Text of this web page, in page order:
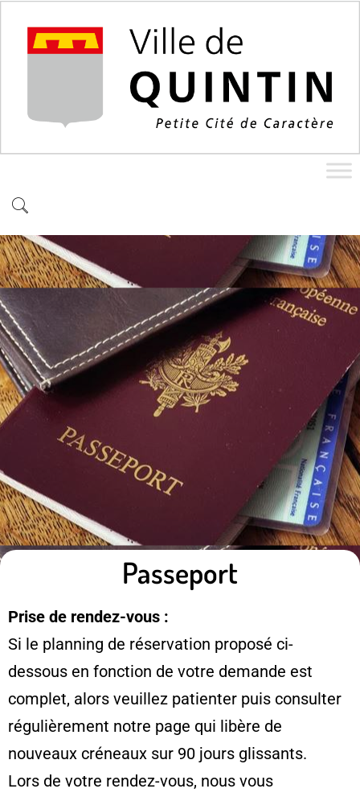
Passeport
Prise de rendez-vous :
Si le planning de réservation proposé ci-
dessous en fonction de votre demande est
complet, alors veuillez patienter puis consulter
régulièrement notre page qui libère de
nouveaux créneaux sur 90 jours glissants.
Lors de votre rendez-vous, nous vous